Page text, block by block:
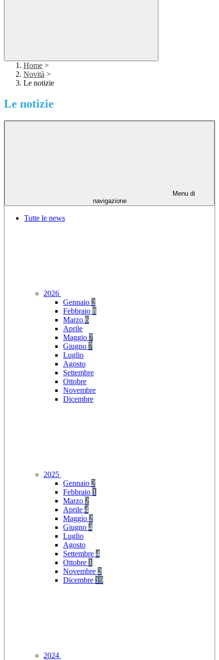
Home >
Novità >
Le notizie
Le notizie
Menu di
navigazione
Tutte le news
2026
Gennaio 2
Febbraio 8
Marzo 6
Aprile
Maggio 7
Giugno 7
Luglio
Agosto
Settembre
Ottobre
Novembre
Dicembre
2025
Gennaio 2
Febbraio 1
Marzo 2
Aprile 4
Maggio 2
Giugno 4
Luglio
Agosto
Settembre 4
Ottobre 1
Novembre 2
Dicembre 19
2024